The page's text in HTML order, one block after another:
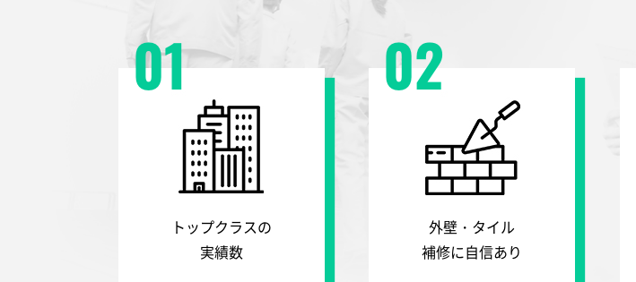
トップクラスの
実績数
01
外壁・タイル
補修に自信あり
02